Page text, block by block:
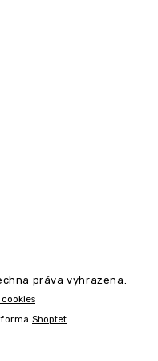
práva vyhrazena.
Shoptet